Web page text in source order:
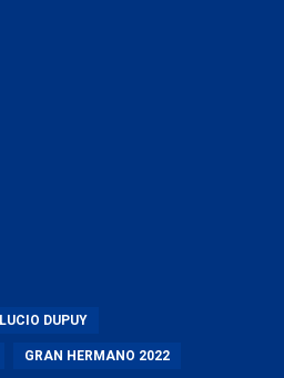
LUCIO DUPUY
GRAN HERMANO 2022